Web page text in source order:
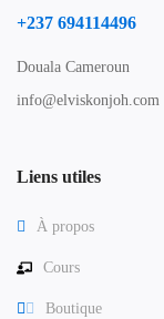
+237 694114496
Douala Cameroun
info@elviskonjoh.com
Liens utiles
À propos
Cours
Boutique